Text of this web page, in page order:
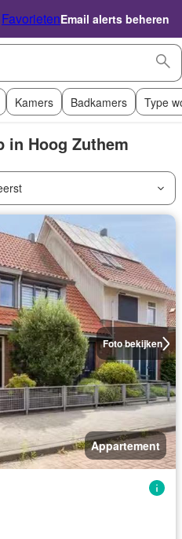
FavorietenEmail alerts beheren
Kamers Badkamers Type
in Hoog Zuthem
Foto bekijken
Appartement